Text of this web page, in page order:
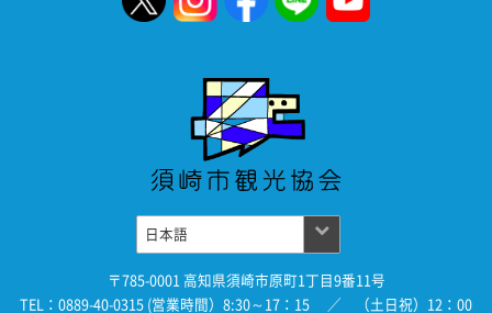
〒785-0001 高知県須崎市原町1丁目9番11号
TEL：0889-40-0315 (営業時間）8:30～17：15 ／ （土日祝）12：00